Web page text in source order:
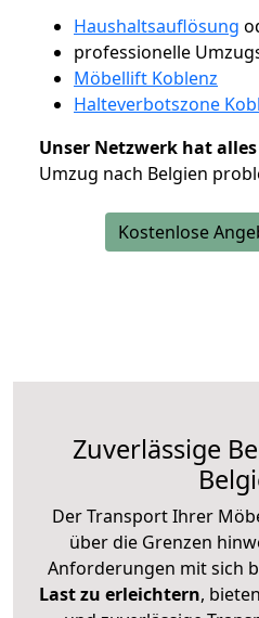
Haushaltsauflösung
professionelle
Möbellift Koblenz
Halteverbotszone
Unser Netzwerk hat
Umzug nach Belgien
Kostenlose
Zuverlässige
Der Transport Ihrer
über die Grenzen
Anforderungen mit sich
Last zu erleichtern,